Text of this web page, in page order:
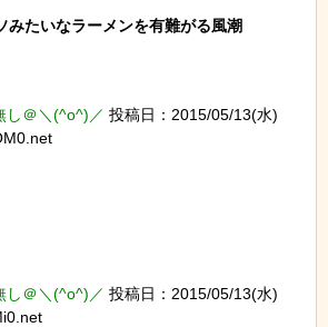
みたいなラーメンを有難がる風潮
し＠＼(^o^)／ 投稿日：2015/05/13(水)
し＠＼(^o^)／ 投稿日：2015/05/13(水)